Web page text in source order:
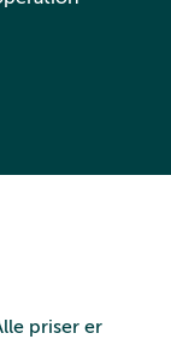
priser er